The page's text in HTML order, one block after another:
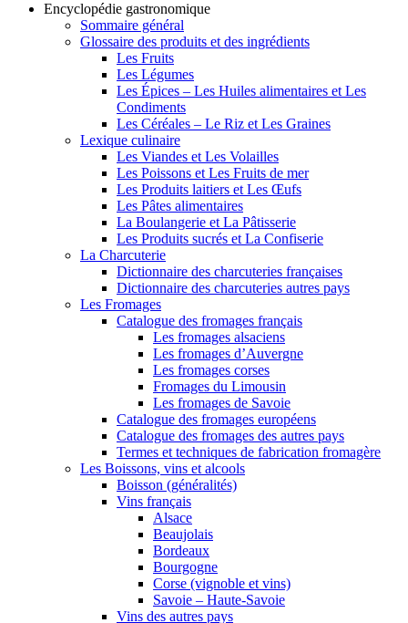
Encyclopédie gastronomique
Sommaire général
Glossaire des produits et des ingrédients
Les Fruits
Les Légumes
Les Épices – Les Huiles alimentaires et Les
Condiments
Les Céréales – Le Riz et Les Graines
Lexique culinaire
Les Viandes et Les Volailles
Les Poissons et Les Fruits de mer
Les Produits laitiers et Les Œufs
Les Pâtes alimentaires
La Boulangerie et La Pâtisserie
Les Produits sucrés et La Confiserie
La Charcuterie
Dictionnaire des charcuteries françaises
Dictionnaire des charcuteries autres pays
Les Fromages
Catalogue des fromages français
Les fromages alsaciens
Les fromages d’Auvergne
Les fromages corses
Fromages du Limousin
Les fromages de Savoie
Catalogue des fromages européens
Catalogue des fromages des autres pays
Termes et techniques de fabrication fromagère
Les Boissons, vins et alcools
Boisson (généralités)
Vins français
Alsace
Beaujolais
Bordeaux
Bourgogne
Corse (vignoble et vins)
Savoie – Haute-Savoie
Vins des autres pays